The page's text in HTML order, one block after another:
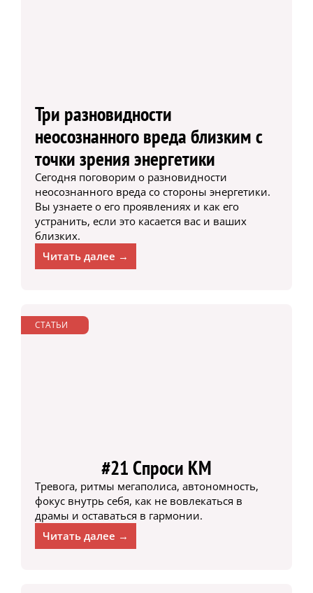
Три разновидности
неосознанного вреда близким с
точки зрения энергетики
Сегодня поговорим о разновидности
неосознанного вреда со стороны энергетики.
Вы узнаете о его проявлениях и как его
устранить, если это касается вас и ваших
близких.
Читать далее →
СТАТЬИ
#21 Спроси КМ
Тревога, ритмы мегаполиса, автономность,
фокус внутрь себя, как не вовлекаться в
драмы и оставаться в гармонии.
Читать далее →